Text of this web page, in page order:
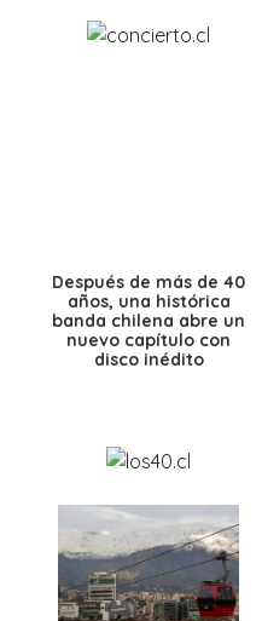
Después de más de 40
años, una histórica
banda chilena abre un
nuevo capítulo con
disco inédito